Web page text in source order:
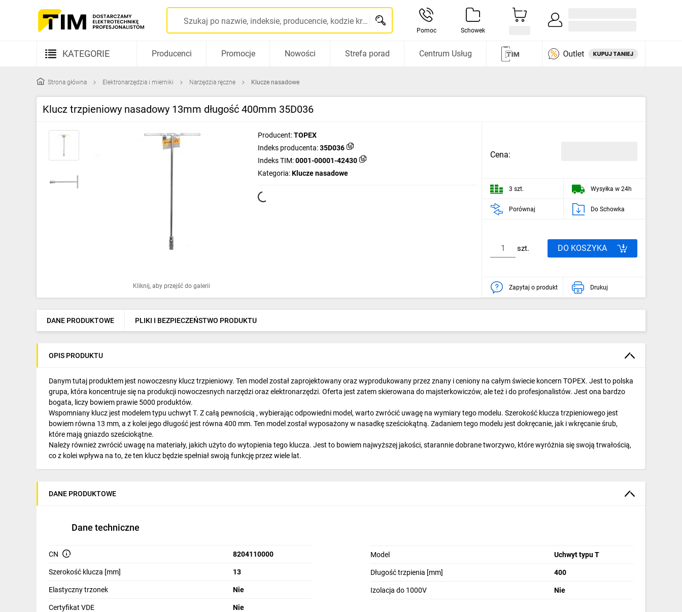
Szukaj po nazwie, indeksie, producencie, kodzie kreskowym...
Pomoc Schowek
KATEGORIE
Kable i przewody
Rozdzielnice i obudowy
Elementy prowadzenia kabli
Fotowoltaika
Gniazda i łączniki
Ogrzewanie
Elektronarzędzia i mierniki
Napędy elektryczne
Pneumatyka
Dom i ogród
Klimatyzacja
Budowa i Remont
Producenci Promocje Nowości Strefa porad Centrum Usług
Strona główna Elektronarzędzia i mierniki Narzędzia ręczne Klucze nasadowe
Klucz trzpieniowy nasadowy 13mm długość 400mm 35D036
Kliknij, aby przejść do galerii
Producent:TOPEX
Indeks producenta:35D036
Indeks TIM:0001-00001-42430
Kategoria:Klucze nasadowe
Cena:
3 szt. Wysyłka w 24h
Porównaj Do Schowka
szt. DO KOSZYKA
Zapytaj o produkt Drukuj
DANE PRODUKTOWE PLIKI I BEZPIECZEŃSTWO PRODUKTU
OPIS PRODUKTU
Danym tutaj produktem jest nowoczesny klucz trzpieniowy. Ten model został zaprojektowany oraz wyprodukowany przez znany i ceniony na całym świecie koncern TOPEX. Jest to polska
grupa, która koncentruje się na produkcji nowoczesnych narzędzi oraz elektronarzędzi. Oferta jest zatem skierowana do majsterkowiczów, ale też i do profesjonalistów. Jest ona bardzo
bogata, liczy bowiem prawie 5000 produktów.
Wspomniany klucz jest modelem typu uchwyt T. Z całą pewnością , wybierając odpowiedni model, warto zwrócić uwagę na wymiary tego modelu. Szerokość klucza trzpieniowego jest
bowiem równa 13 mm, a z kolei jego długość jest równa 400 mm. Ten model został wyposażony w nasadkę sześciokątną. Zadaniem tego modelu jest dokręcanie, jak i wkręcanie śrub,
które mają gniazdo sześciokątne.
Należy również zwrócić uwagę na materiały, jakich użyto do wytopienia tego klucza. Jest to bowiem najwyższej jakości, starannie dobrane tworzywo, które wyróżnia się swoją trwałością,
co z kolei wpływa na to, że ten klucz będzie spełniał swoją funkcję przez wiele lat.
DANE PRODUKTOWE
Dane techniczne
CN 8204110000
Szerokość klucza [mm] 13
Elastyczny trzonek Nie
Certyfikat VDE Nie
Model Uchwyt typu T
Długość trzpienia [mm] 400
Izolacja do 1000V Nie